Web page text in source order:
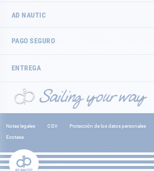
AD NAUTIC
PAGO SEGURO
ENTREGA
Notas legales CGV Protección de los datos personales
Ecotasa